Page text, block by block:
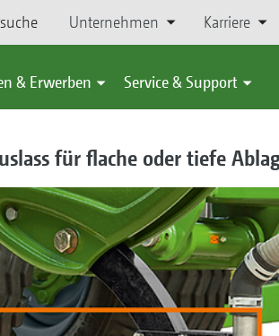
Unternehmen Karriere
& Erwerben Service & Support
für flache oder tiefe